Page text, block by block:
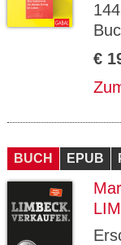
€
BUCH EPUB